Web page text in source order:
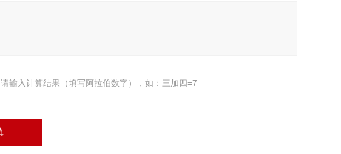
请输入计算结果（填写阿拉伯数字），如：三加四=7